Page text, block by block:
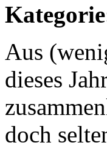
Aus
dieses
doch